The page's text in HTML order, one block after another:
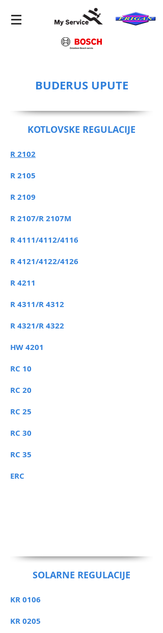
BUDERUS UPUTE
KOTLOVSKE REGULACIJE
R 2102
R 2105
R 2109
R 2107/R 2107M
R 4111/4112/4116
R 4121/4122/4126
R 4211
R 4311/R 4312
R 4321/R 4322
HW 4201
RC 10
RC 20
RC 25
RC 30
RC 35
ERC
SOLARNE REGULACIJE
KR 0106
KR 0205